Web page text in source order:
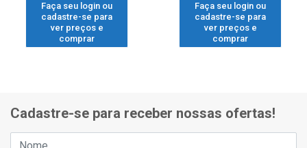
Faça seu login ou
cadastre-se para
ver preços e
comprar
Faça seu login ou
cadastre-se para
ver preços e
comprar
Cadastre-se para receber nossas ofertas!